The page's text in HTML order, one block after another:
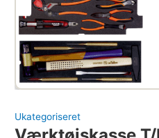
Ukategoriseret